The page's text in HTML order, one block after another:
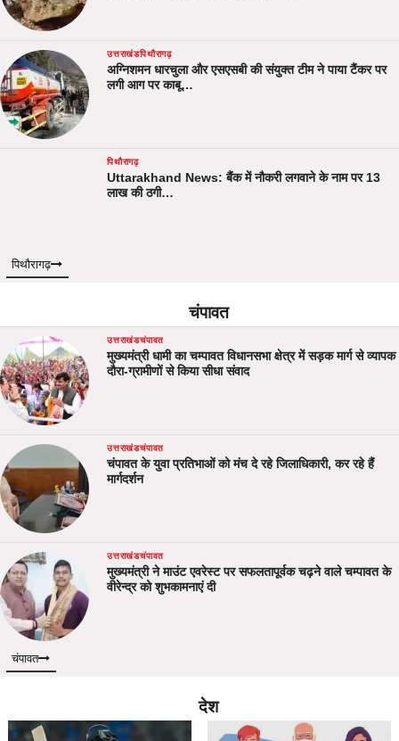
उत्तराखंडपिथौरागढ़
अग्निशमन धारचुला और एसएसबी की संयुक्त टीम ने पाया टैंकर पर
लगी आग पर काबू…
पिथौरागढ़
Uttarakhand News: बैंक में नौकरी लगवाने के नाम पर 13
लाख की ठगी…
पिथौरागढ़
चंपावत
उत्तराखंडचंपावत
मुख्यमंत्री धामी का चम्पावत विधानसभा क्षेत्र में सड़क मार्ग से व्यापक
दौरा-ग्रामीणों से किया सीधा संवाद
उत्तराखंडचंपावत
चंपावत के युवा प्रतिभाओं को मंच दे रहे जिलाधिकारी, कर रहे हैं
मार्गदर्शन
उत्तराखंडचंपावत
मुख्यमंत्री ने माउंट एवरेस्ट पर सफलतापूर्वक चढ़ने वाले चम्पावत के
वीरेन्द्र को शुभकामनाएं दी
चंपावत
देश